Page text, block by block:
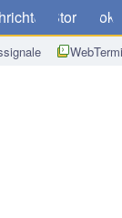
Store
Haushaltssaldo